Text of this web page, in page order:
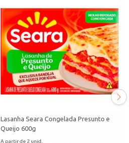
Lasanha Seara Congelada Presunto e
Queijo 600g
A partir de 2 unid.